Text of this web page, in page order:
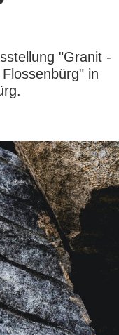
"Granit -
in